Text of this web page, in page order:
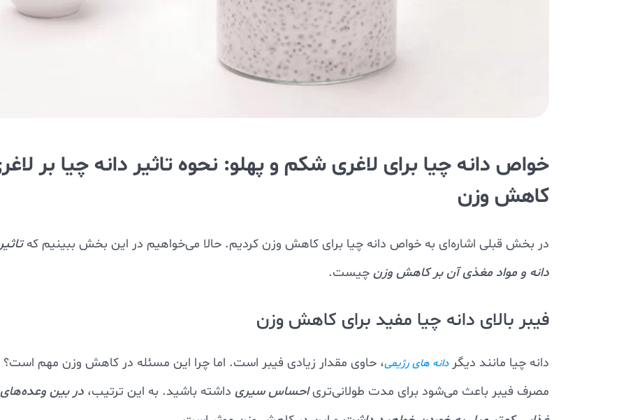
خواص دانه چیا برای لاغری شکم و پهلو: نحوه تاثیر دانه چیا بر
کاهش وزن
در بخش قبلی اشاره‌ای به خواص دانه چیا برای کاهش وزن کردیم. حالا می‌خواهیم در این بخش ببینیم که
دانه و مواد مغذی آن بر کاهش وزن چیست.
فیبر بالای دانه چیا مفید برای کاهش وزن
دانه چیا مانند دیگردانه های رژیمی، حاوی مقدار زیادی فیبر است. اما چرا این مسئله در کاهش وزن مهم است؟
مصرف فیبر باعث می‌شود برای مدت طولانی‌تریاحساس سیری داشته باشید. به این ترتیب، در بین وعده‌های